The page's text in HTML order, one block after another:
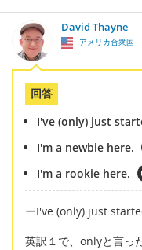
David Thayne
アメリカ合衆国
回答
I've (only) just
I'm a newbie here.
I'm a rookie here.
ーI've (only) just
英訳１で、onlyと言っ